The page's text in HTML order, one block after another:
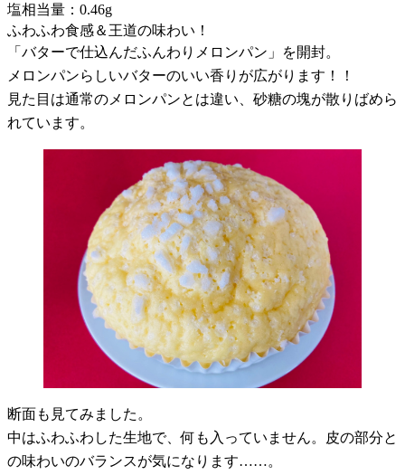
塩相当量：0.46g
ふわふわ食感＆王道の味わい！
「バターで仕込んだふんわりメロンパン」を開封。
メロンパンらしいバターのいい香りが広がります！！
見た目は通常のメロンパンとは違い、砂糖の塊が散りばめら
れています。
断面も見てみました。
中はふわふわした生地で、何も入っていません。皮の部分と
の味わいのバランスが気になります……。